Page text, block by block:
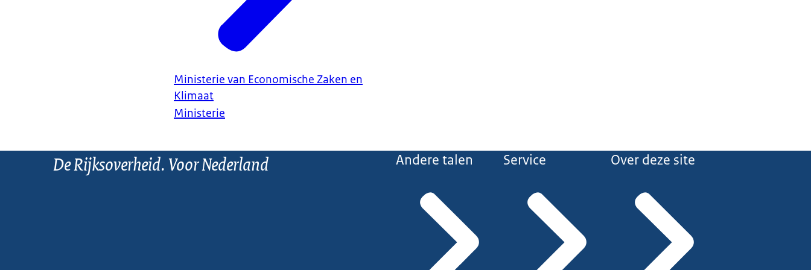
Ministerie van Economische Zaken en
Klimaat
Ministerie
De Rijksoverheid. Voor Nederland Andere talen Service Over deze site